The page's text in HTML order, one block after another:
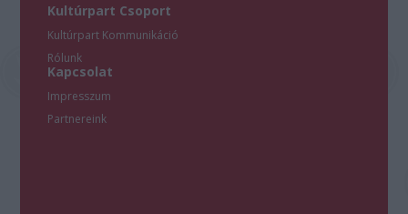
Kultúrpart Csoport
Kultúrpart Kommunikáció
Rólunk
Kapcsolat
Impresszum
Partnereink